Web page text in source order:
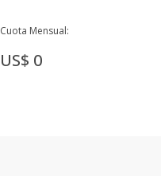
Cuota Mensual:
US$ 0